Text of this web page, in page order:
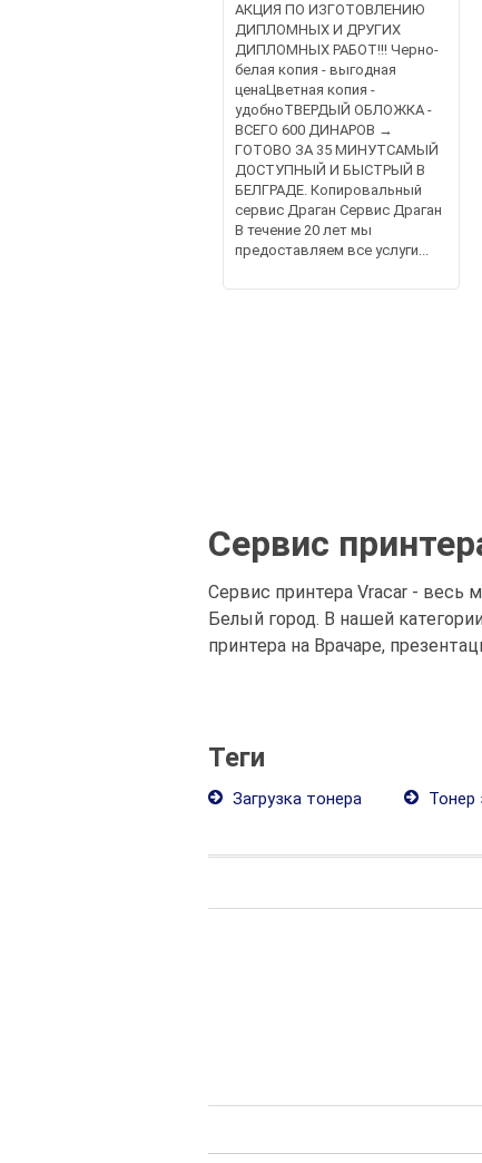
АКЦИЯ ПО ИЗГОТОВЛЕНИЮ
ДИПЛОМНЫХ И ДРУГИХ
ДИПЛОМНЫХ РАБОТ!!! Черно-
белая копия - выгодная
ценаЦветная копия -
удобноТВЕРДЫЙ ОБЛОЖКА -
ВСЕГО 600 ДИНАРОВ →
ГОТОВО ЗА 35 МИНУТСАМЫЙ
ДОСТУПНЫЙ И БЫСТРЫЙ В
БЕЛГРАДЕ. Копировальный
сервис Драган Сервис Драган
В течение 20 лет мы
предоставляем все услуги...
Сервис
Сервис принтера Vracar - весь
Белый город. В нашей
принтера на Врачаре,
Теги
Загрузка тонера Тонер